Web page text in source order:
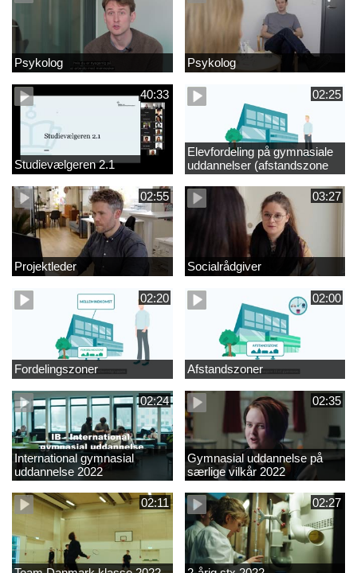
Psykolog Psykolog
40:33
Studievælgeren 2.1
02:25
Elevfordeling på gymnasiale
uddannelser (afstandszone
redigeret)
02:55
Projektleder
03:27
Socialrådgiver
02:20
Fordelingszoner
02:00
Afstandszoner
02:24
International gymnasial
uddannelse 2022
02:35
Gymnasial uddannelse på
særlige vilkår 2022
02:11 02:27